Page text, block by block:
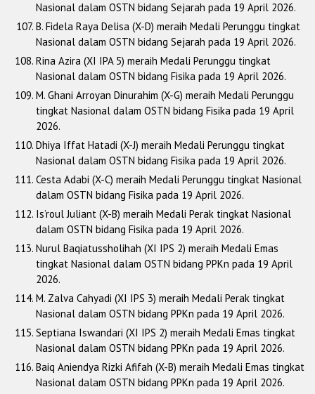
Nasional dalam OSTN bidang Sejarah pada 19 April 2026.
B. Fidela Raya Delisa (X-D) meraih Medali Perunggu tingkat
Nasional dalam OSTN bidang Sejarah pada 19 April 2026.
Rina Azira (XI IPA 5) meraih Medali Perunggu tingkat
Nasional dalam OSTN bidang Fisika pada 19 April 2026.
M. Ghani Arroyan Dinurahim (X-G) meraih Medali Perunggu
tingkat Nasional dalam OSTN bidang Fisika pada 19 April
2026.
Dhiya Iffat Hatadi (X-J) meraih Medali Perunggu tingkat
Nasional dalam OSTN bidang Fisika pada 19 April 2026.
Cesta Adabi (X-C) meraih Medali Perunggu tingkat Nasional
dalam OSTN bidang Fisika pada 19 April 2026.
Is’roul Juliant (X-B) meraih Medali Perak tingkat Nasional
dalam OSTN bidang Fisika pada 19 April 2026.
Nurul Baqiatussholihah (XI IPS 2) meraih Medali Emas
tingkat Nasional dalam OSTN bidang PPKn pada 19 April
2026.
M. Zalva Cahyadi (XI IPS 3) meraih Medali Perak tingkat
Nasional dalam OSTN bidang PPKn pada 19 April 2026.
Septiana Iswandari (XI IPS 2) meraih Medali Emas tingkat
Nasional dalam OSTN bidang PPKn pada 19 April 2026.
Baiq Aniendya Rizki Afifah (X-B) meraih Medali Emas tingkat
Nasional dalam OSTN bidang PPKn pada 19 April 2026.